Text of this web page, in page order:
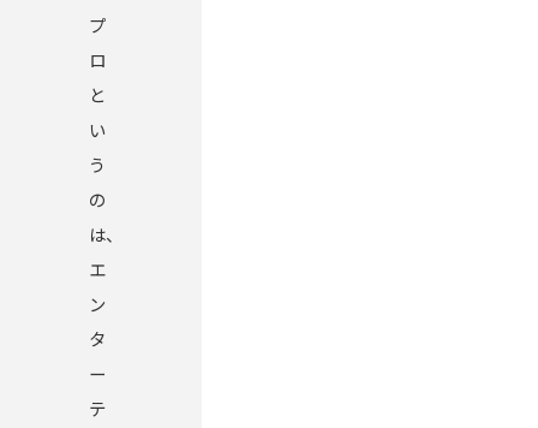
プ
ロ
と
い
う
の
は、
エ
ン
タ
ー
テ